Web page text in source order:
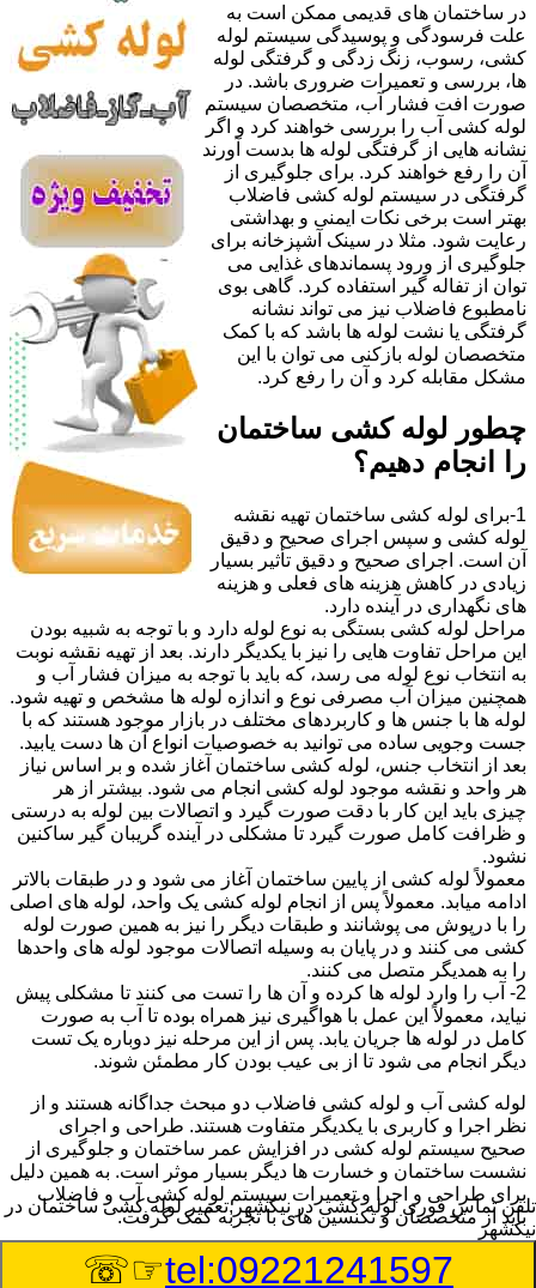
در ساختمان های قدیمی ممکن است به
علت فرسودگی و پوسیدگی سیستم لوله
کشی، رسوب، زنگ زدگی و گرفتگی لوله
ها، بررسی و تعمیرات ضروری باشد. در
صورت افت فشار آب، متخصصان سیستم
لوله کشی آب را بررسی خواهند کرد و اگر
نشانه هایی از گرفتگی لوله ها بدست آورند
آن را رفع خواهند کرد. برای جلوگیری از
گرفتگی در سیستم لوله کشی فاضلاب
بهتر است برخی نکات ایمنی و بهداشتی
رعایت شود. مثلا در سینک آشپزخانه برای
جلوگیری از ورود پسماندهای غذایی می
توان از تفاله گیر استفاده کرد. گاهی بوی
نامطبوع فاضلاب نیز می تواند نشانه
گرفتگی یا نشت لوله ها باشد که با کمک
متخصصان لوله بازکنی می توان با این
مشکل مقابله کرد و آن را رفع کرد.
چطور لوله کشی ساختمان
را انجام دهیم؟
1-برای لوله کشی ساختمان تهیه نقشه
لوله کشی و سپس اجرای صحیح و دقیق
آن است. اجرای صحیح و دقیق تأثیر بسیار
زیادی در کاهش هزینه های فعلی و هزینه
های نگهداری در آینده دارد.
مراحل لوله کشی بستگی به نوع لوله دارد و با توجه به شبیه بودن
این مراحل تفاوت هایی را نیز با یکدیگر دارند. بعد از تهیه نقشه نوبت
به انتخاب نوع لوله می رسد، که باید با توجه به میزان فشار آب و
همچنین میزان آب مصرفی نوع و اندازه لوله ها مشخص و تهیه شود.
لوله ها با جنس ها و کاربردهای مختلف در بازار موجود هستند که با
جست وجویی ساده می توانید به خصوصیات انواع آن ها دست یابید.
بعد از انتخاب جنس، لوله کشی ساختمان آغاز شده و بر اساس نیاز
هر واحد و نقشه موجود لوله کشی انجام می شود. بیشتر از هر
چیزی باید این کار با دقت صورت گیرد و اتصالات بین لوله به درستی
و ظرافت کامل صورت گیرد تا مشکلی در آینده گریبان گیر ساکنین
نشود.
معمولاً لوله کشی از پایین ساختمان آغاز می شود و در طبقات بالاتر
ادامه میابد. معمولاً پس از انجام لوله کشی یک واحد، لوله های اصلی
را با درپوش می پوشانند و طبقات دیگر را نیز به همین صورت لوله
کشی می کنند و در پایان به وسیله اتصالات موجود لوله های واحدها
را به همدیگر متصل می کنند.
2- آب را وارد لوله ها کرده و آن ها را تست می کنند تا مشکلی پیش
نیاید، معمولاً این عمل با هواگیری نیز همراه بوده تا آب به صورت
کامل در لوله ها جریان یابد. پس از این مرحله نیز دوباره یک تست
دیگر انجام می شود تا از بی عیب بودن کار مطمئن شوند.
لوله کشی آب و لوله کشی فاضلاب دو مبحث جداگانه هستند و از
نظر اجرا و کاربری با یکدیگر متفاوت هستند. طراحی و اجرای
صحیح سیستم لوله کشی در افزایش عمر ساختمان و جلوگیری از
نشست ساختمان و خسارت ها دیگر بسیار موثر است. به همین دلیل
برای طراحی و اجرا و تعمیرات سیستم لوله کشی آب و فاضلاب
باید از متخصصان و تکنسین های با تجربه کمک گرفت.
:Published Date
تلفن تماس فوریلوله کشی در نیکشهر,تعمیر لوله کشی ساختمان در
نیکشهر
tel:09221241597
☞☏